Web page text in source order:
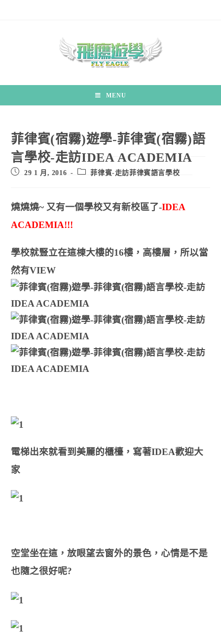
MENU
菲律賓(宿霧)遊學-菲律賓(宿霧)語
言學校-走訪IDEA ACADEMIA
29 1 月, 2016 菲律賓-走訪菲律賓語言學校
燒燒燒~ 又有一個學校又有新校區了-IDEA
ACADEMIA!!!
學校就豎立在這棟大樓的16樓 ，高樓層 ，所以當
然有VIEW
電梯出來就看到美麗的櫃檯 ，寫著IDEA歡迎大
家
空堂坐在這 ，放眼望去窗外的景色 ，心情是不是
也隨之很好呢?